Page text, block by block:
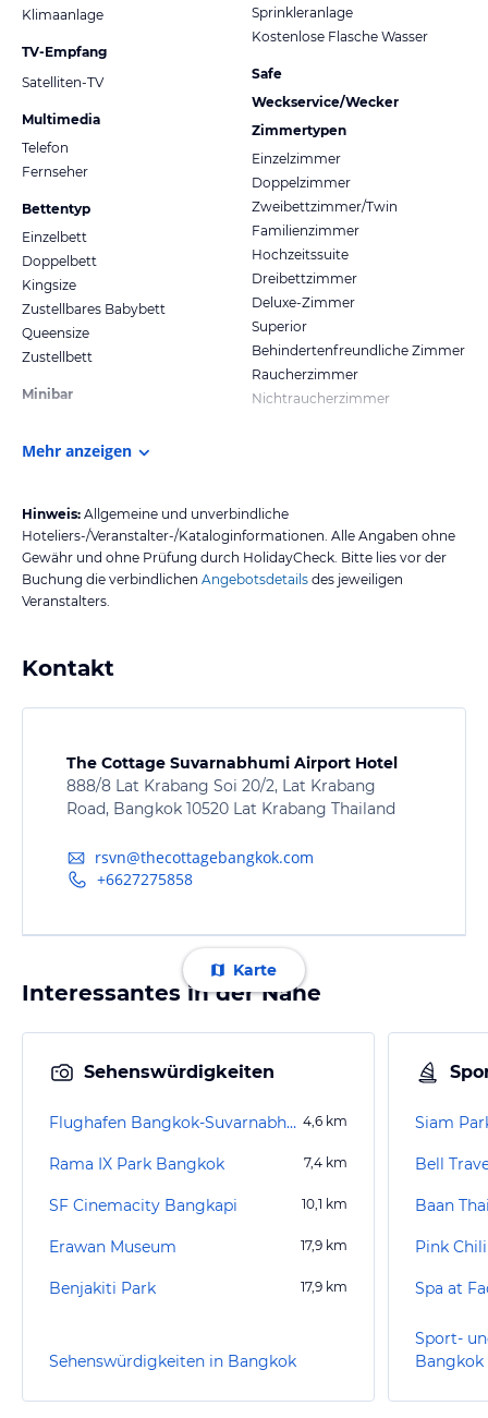
Klimaanlage
TV-Empfang
Satelliten-TV
Multimedia
Telefon
Fernseher
Bettentyp
Einzelbett
Doppelbett
Kingsize
Zustellbares Babybett
Queensize
Zustellbett
Minibar
Sprinkleranlage
Kostenlose Flasche Wasser
Safe
Weckservice/Wecker
Zimmertypen
Einzelzimmer
Doppelzimmer
Zweibettzimmer/Twin
Familienzimmer
Hochzeitssuite
Dreibettzimmer
Deluxe-Zimmer
Superior
Behindertenfreundliche Zimmer
Raucherzimmer
Nichtraucherzimmer
Mehr anzeigen
Hinweis: Allgemeine und unverbindliche
Hoteliers-/Veranstalter-/Kataloginformationen. Alle Angaben ohne
Gewähr und ohne Prüfung durch HolidayCheck. Bitte lies vor der
Buchung die verbindlichen Angebotsdetails des jeweiligen
Veranstalters.
Kontakt
The Cottage Suvarnabhumi Airport Hotel
888/8 Lat Krabang Soi 20/2, Lat Krabang
Road, Bangkok 10520 Lat Krabang Thailand
rsvn@thecottagebangkok.com
+6627275858
Karte
Interessantes in der Nähe
Sehenswürdigkeiten
Flughafen Bangkok-Suvarnabhumi (BKK) 4,6 km
Rama IX Park Bangkok 7,4 km
SF Cinemacity Bangkapi 10,1 km
Erawan Museum 17,9 km
Benjakiti Park 17,9 km
Sehenswürdigkeiten in Bangkok
Siam
Bell
Baan
Pink
Spa at
Sport-
Bangkok